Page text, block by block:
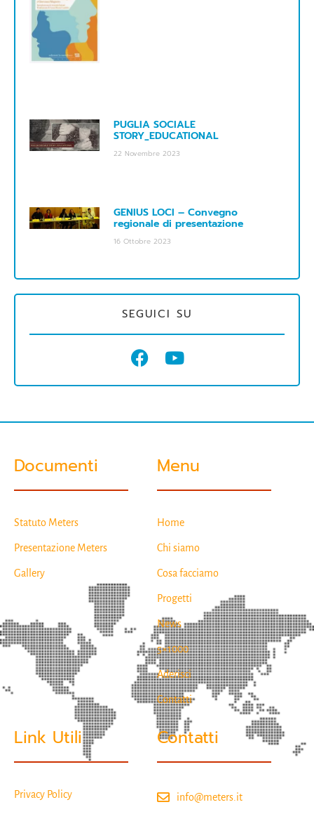
PUGLIA SOCIALE
STORY_EDUCATIONAL
22 Novembre 2023
GENIUS LOCI – Convegno
regionale di presentazione
16 Ottobre 2023
SEGUICI SU
Documenti
Statuto Meters
Presentazione Meters
Gallery
Menu
Home
Chi siamo
Cosa facciamo
Progetti
News
5×1000
Aderisci
Contatti
Link Utili
Privacy Policy
Contatti
info@meters.it